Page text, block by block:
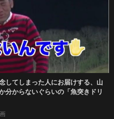
してしまった人にお届けする、山
分からないぐらいの「魚突きドリ